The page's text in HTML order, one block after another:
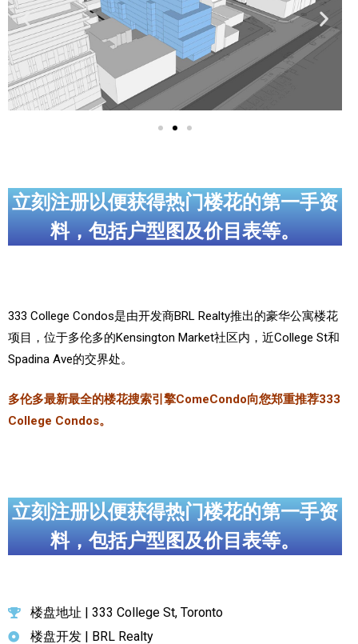
大多伦多医疗机构
加拿大银行贷款机构
大多伦多交通网络
走近加拿大
为什么移民加拿大
定居安大略省
安大略省免费医疗保险
加拿大的福利制度
立刻注册以便获得热门楼花的第一手资
料，包括户型图及价目表等。
333 College Condos是由开发商BRL Realty推出的豪华公寓楼花
项目，位于多伦多的Kensington Market社区内，近College St和
Spadina Ave的交界处。
多伦多最新最全的楼花搜索引擎ComeCondo向您郑重推荐333
College Condos。
立刻注册以便获得热门楼花的第一手资
料，包括户型图及价目表等。
楼盘地址 | 333 College St, Toronto
楼盘开发 | BRL Realty